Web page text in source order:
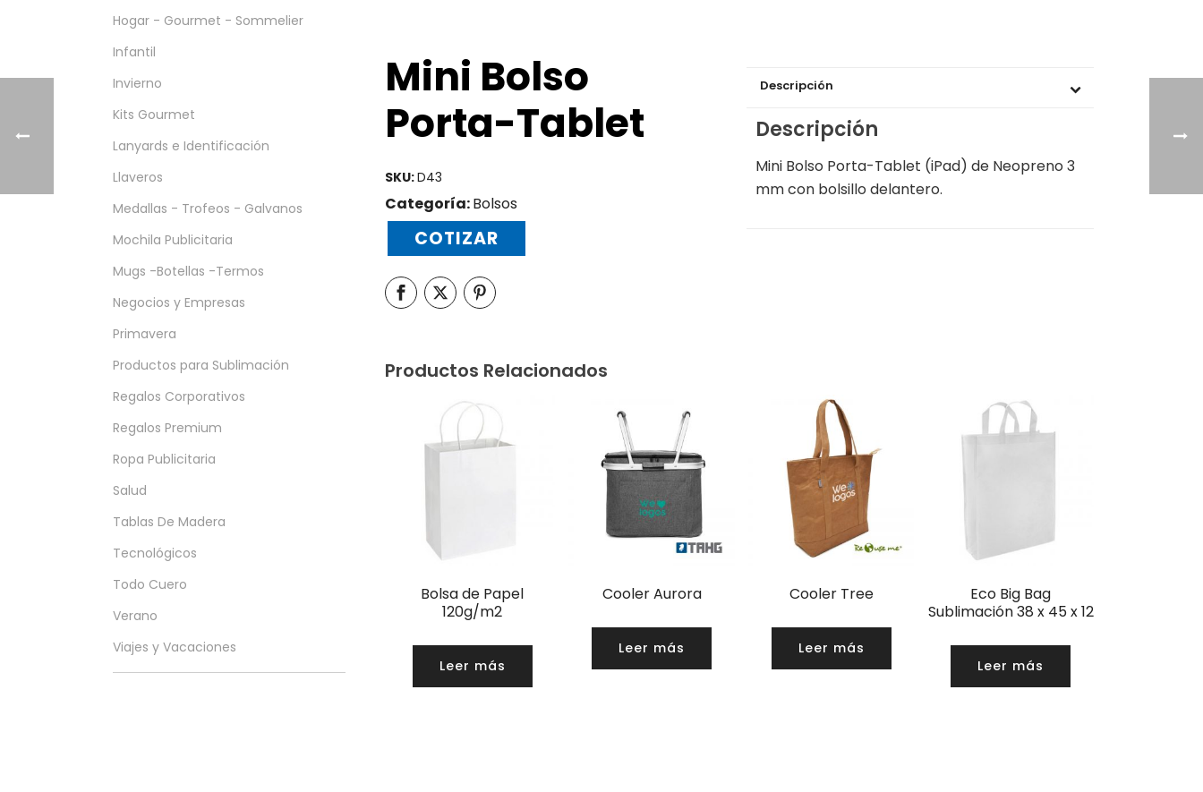
Mini Bolso
Porta-Tablet
SKU:D43
Categoría:Bolsos
COTIZAR
Descripción
Descripción
Mini Bolso Porta-Tablet (iPad) de Neopreno 3
mm con bolsillo delantero.
Productos Relacionados
Bolsa de Papel
120g/m2
Leer más
Cooler Aurora
Leer más
Cooler Tree
Leer más
Eco Big Bag
Sublimación 38 x 45 x 12
Leer más
Hogar - Gourmet - Sommelier
Infantil
Invierno
Kits Gourmet
Lanyards e Identificación
Llaveros
Medallas - Trofeos - Galvanos
Mochila Publicitaria
Mugs -Botellas -Termos
Negocios y Empresas
Primavera
Productos para Sublimación
Regalos Corporativos
Regalos Premium
Ropa Publicitaria
Salud
Tablas De Madera
Tecnológicos
Todo Cuero
Verano
Viajes y Vacaciones